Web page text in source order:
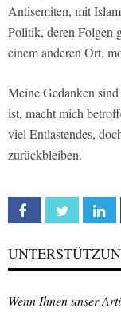
Antisemiten, mit
Politik, deren Folgen
einem anderen Ort,
Meine Gedanken
ist, macht mich
viel Entlastendes,
zurückbleiben.
Facebook Twitter
Wenn Ihnen unser